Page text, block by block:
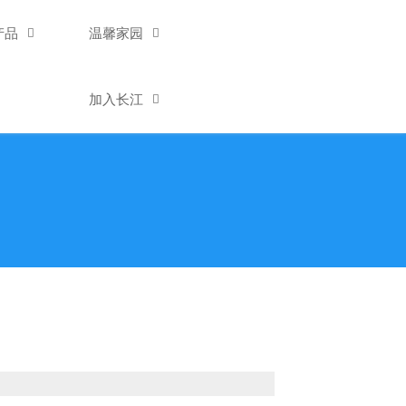
品  温馨家园 
加入长江 